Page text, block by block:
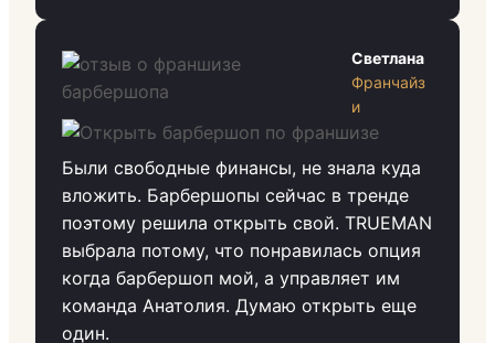
Светлана
Франчайз
и
Были свободные финансы, не знала куда
вложить. Барбершопы сейчас в тренде
поэтому решила открыть свой. TRUEMAN
выбрала потому, что понравилась опция
когда барбершоп мой, а управляет им
команда Анатолия. Думаю открыть еще
один.